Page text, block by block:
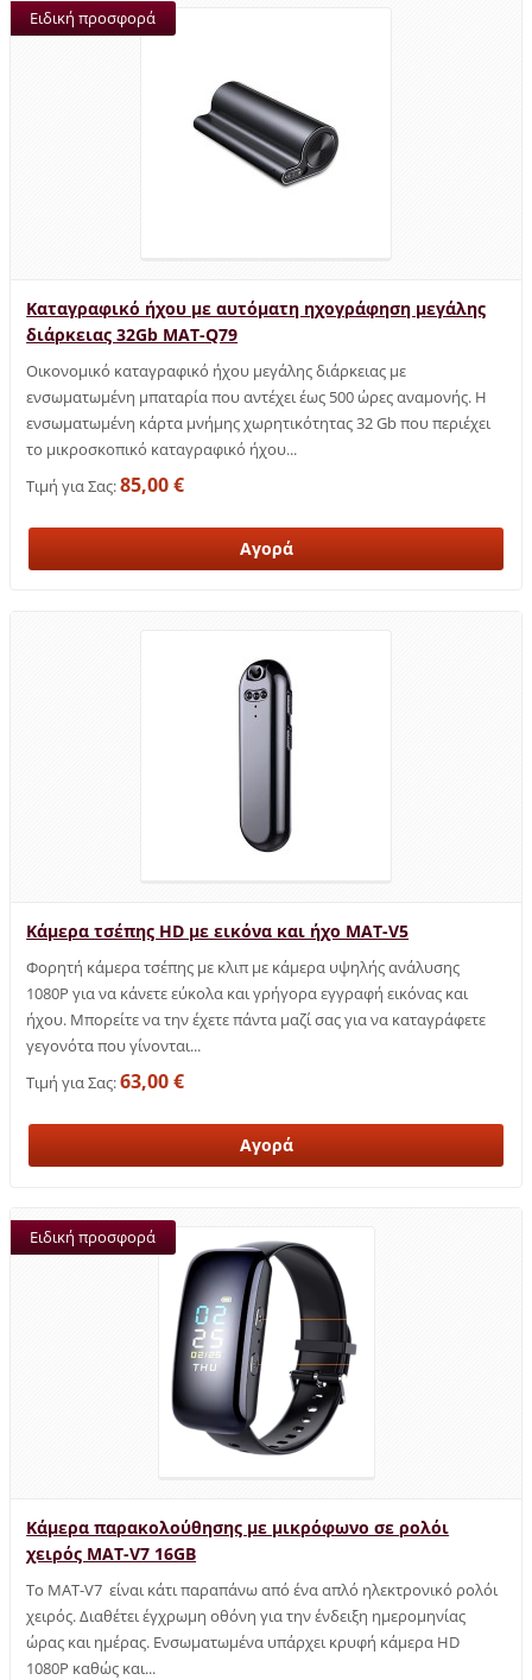
Καταγραφικό ήχου με αυτόματη ηχογράφηση μεγάλης
διάρκειας 32Gb MAT-Q79
Ειδική προσφορά
Οικονομικό καταγραφικό ήχου μεγάλης διάρκειας με
ενσωματωμένη μπαταρία που αντέχει έως 500 ώρες αναμονής. Η
ενσωματωμένη κάρτα μνήμης χωρητικότητας 32 Gb που περιέχει
το μικροσκοπικό καταγραφικό ήχου...
Τιμή για Σας:85,00 €
Κάμερα τσέπης HD με εικόνα και ήχο MAT-V5
Φορητή κάμερα τσέπης με κλιπ με κάμερα υψηλής ανάλυσης
1080P για να κάνετε εύκολα και γρήγορα εγγραφή εικόνας και
ήχου. Μπορείτε να την έχετε πάντα μαζί σας για να καταγράφετε
γεγονότα που γίνονται...
Τιμή για Σας:63,00 €
Κάμερα παρακολούθησης με μικρόφωνο σε ρολόι
χειρός MAT-V7 16GB
Ειδική προσφορά
Το MAT-V7 είναι κάτι παραπάνω από ένα απλό ηλεκτρονικό ρολόι
χειρός. Διαθέτει έγχρωμη οθόνη για την ένδειξη ημερομηνίας
ώρας και ημέρας. Ενσωματωμένα υπάρχει κρυφή κάμερα HD
1080P καθώς και...